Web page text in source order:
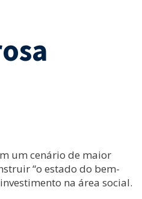
um cenário de maior
“o estado do bem-
na área social.